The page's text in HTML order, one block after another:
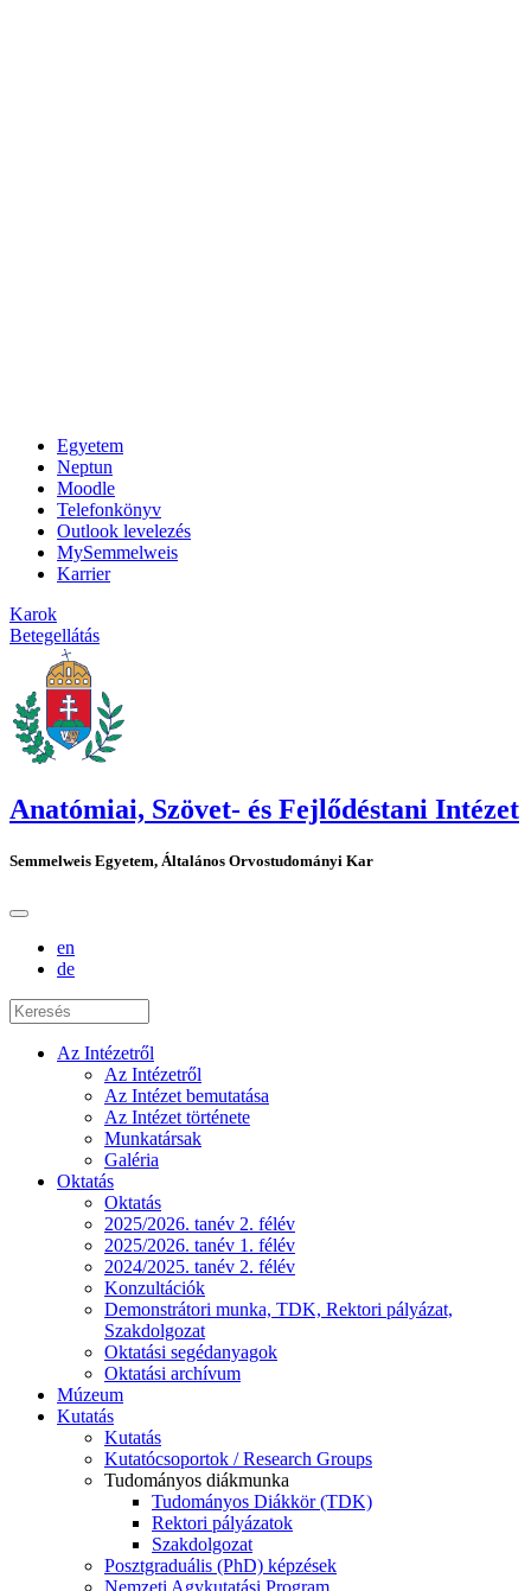
Egyetem
Neptun
Moodle
Telefonkönyv
Outlook levelezés
MySemmelweis
Karrier
Karok
Betegellátás
Anatómiai, Szövet- és Fejlődéstani Intézet
Semmelweis Egyetem, Általános Orvostudományi Kar
en
de
Az Intézetről
Az Intézetről
Az Intézet bemutatása
Az Intézet története
Munkatársak
Galéria
Oktatás
Oktatás
2025/2026. tanév 2. félév
2025/2026. tanév 1. félév
2024/2025. tanév 2. félév
Konzultációk
Demonstrátori munka, TDK, Rektori pályázat,
Szakdolgozat
Oktatási segédanyagok
Oktatási archívum
Múzeum
Kutatás
Kutatás
Kutatócsoportok / Research Groups
Tudományos diákmunka
Tudományos Diákkör (TDK)
Rektori pályázatok
Szakdolgozat
Posztgraduális (PhD) képzések
Nemzeti Agykutatási Program